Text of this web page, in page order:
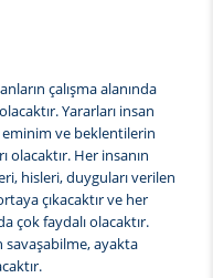
çalışma alanında
Yararları insan
ve beklentilerin
olacaktır. Her insanın
hisleri, duyguları verilen
çıkacaktır ve her
çok faydalı olacaktır.
savaşabilme, ayakta